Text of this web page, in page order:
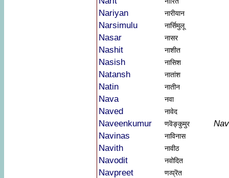
Nariyan नारीयान
Narsimulu नार्सिमुलू
Nasar नासर
Nashit नाशीत
Nasish नासिश
Natansh नातांश
Natin नातीन
Nava नवा
Naved नावेद
Naveenkumur णवॆङ्कुमुर
Navinas
नाविनास
Navith नावीठ
Navodit नवोदित
Navpreet णव्प्रॆत